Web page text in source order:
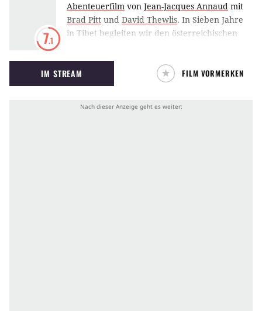
7.1
Abenteuerfilm von Jean-Jacques Annaud mit
Brad Pitt und David Thewlis. In Sieben Jahre
in Tibet begleiten wir den österreichischen
Weg nach Tibet und seiner Freundschaft mit
dem Dalai Lama.
IM STREAM FILM VORMERKEN